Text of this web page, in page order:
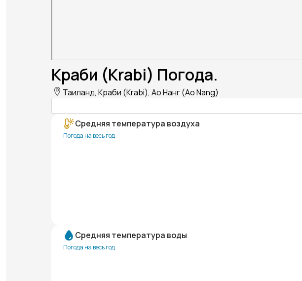
Краби (Krabi) Погода.
Таиланд, Краби (Krabi), Ао Нанг (Ao Nang)
Средняя температура воздуха
Погода на весь год
Средняя температура воды
Погода на весь год